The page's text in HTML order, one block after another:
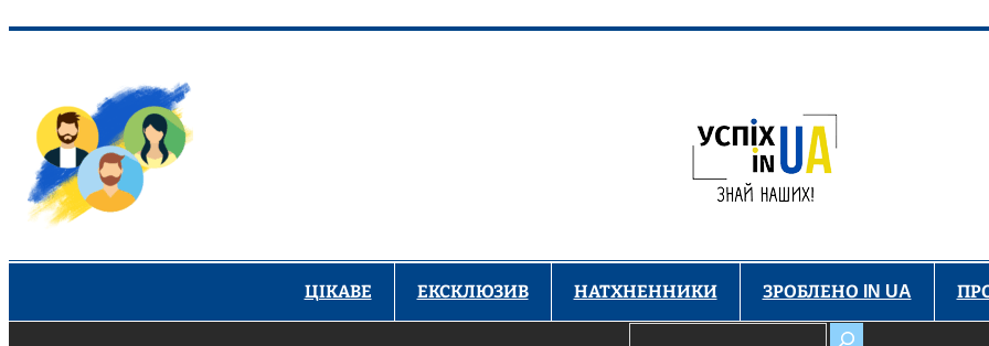
вмісту
ЦІКАВЕ ЕКСКЛЮЗИВ НАТХНЕННИКИ ЗРОБЛЕНО IN UA